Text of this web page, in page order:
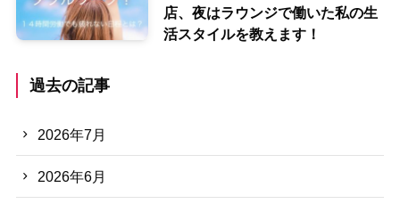
店、夜はラウンジで働いた私の生
活スタイルを教えます！
過去の記事
2026年7月
2026年6月